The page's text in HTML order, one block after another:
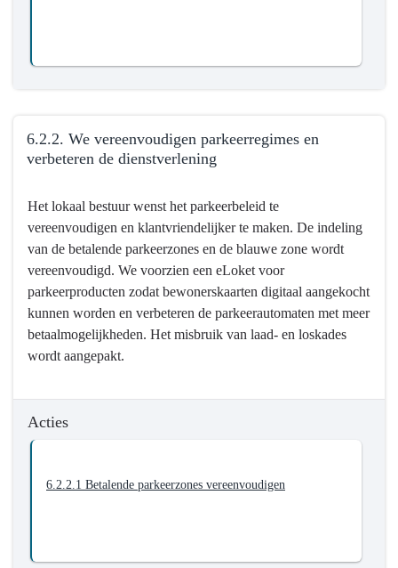
6.2.2. We vereenvoudigen parkeerregimes en
verbeteren de dienstverlening
naar
navigatie
6.2.
Mortsel
een
slimme
dienst-
toekomstgericht
Het lokaal bestuur wenst het parkeerbeleid te
vereenvoudigen en klantvriendelijker te maken. De indeling
van de betalende parkeerzones en de blauwe zone wordt
vereenvoudigd. We voorzien een eLoket voor
parkeerproducten zodat bewonerskaarten digitaal aangekocht
kunnen worden en verbeteren de parkeerautomaten met meer
betaalmogelijkheden. Het misbruik van laad- en loskades
wordt aangepakt.
Acties
6.2.2.1 Betalende parkeerzones vereenvoudigen